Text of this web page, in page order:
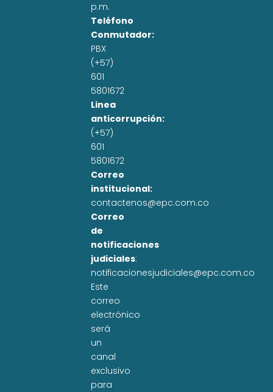
p.m.
Teléfono
Conmutador:
PBX
(+57)
601
5801672
Linea
anticorrupción:
(+57)
601
5801672
Correo
institucional:
contactenos@epc.com.co
Correo
de
notificaciones
judiciales:
notificacionesjudiciales@epc.com.co
Este
correo
electrónico
será
un
canal
exclusivo
para